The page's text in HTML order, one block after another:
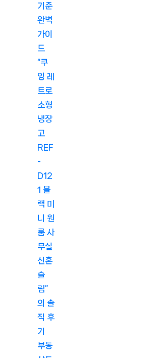
기준
완벽
가이
드
“쿠
잉 레
트로
소형
냉장
고
REF
-
D12
1 블
랙 미
니 원
룸 사
무실
신혼
슬
림”
의 솔
직 후
기
부동